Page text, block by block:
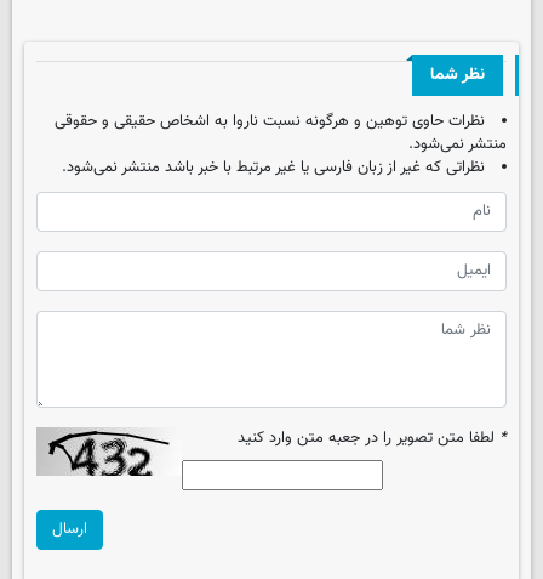
نظر شما
نظرات حاوی توهین و هرگونه نسبت ناروا به اشخاص حقیقی و حقوقی
منتشر نمی‌شود.
نظراتی که غیر از زبان فارسی یا غیر مرتبط با خبر باشد منتشر نمی‌شود.
* لطفا متن تصویر را در جعبه متن وارد کنید
ارسال